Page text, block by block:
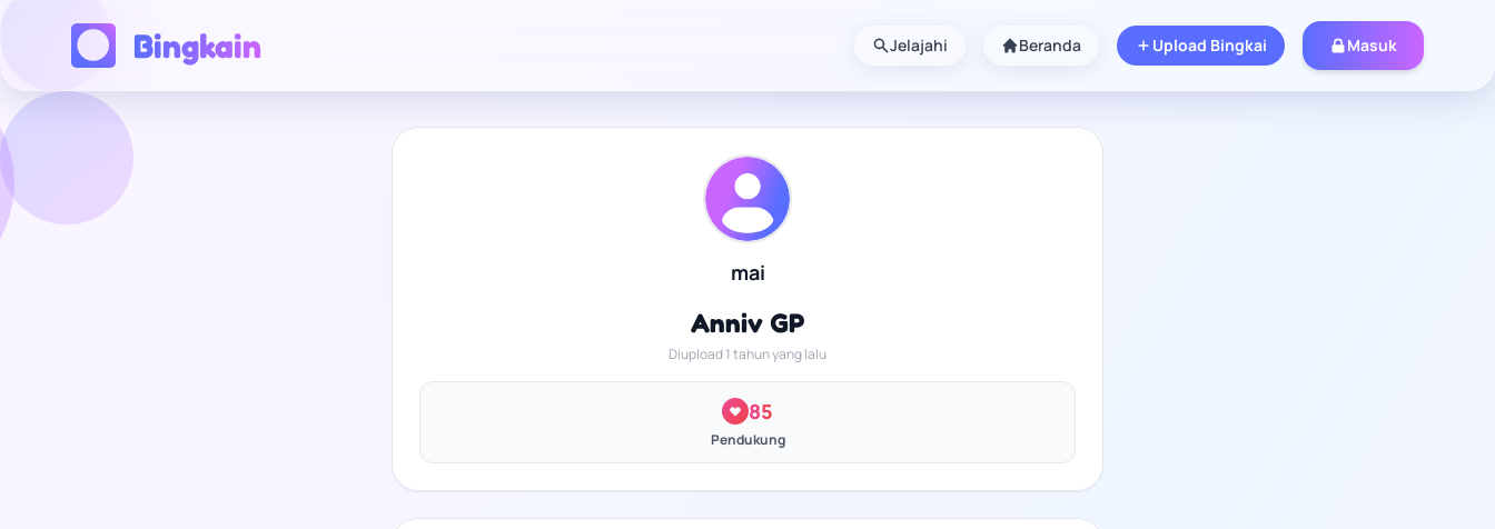
Bingkain Jelajahi Beranda Upload Bingkai Masuk
mai
Anniv GP
Diupload 1 tahun yang lalu
85
Pendukung